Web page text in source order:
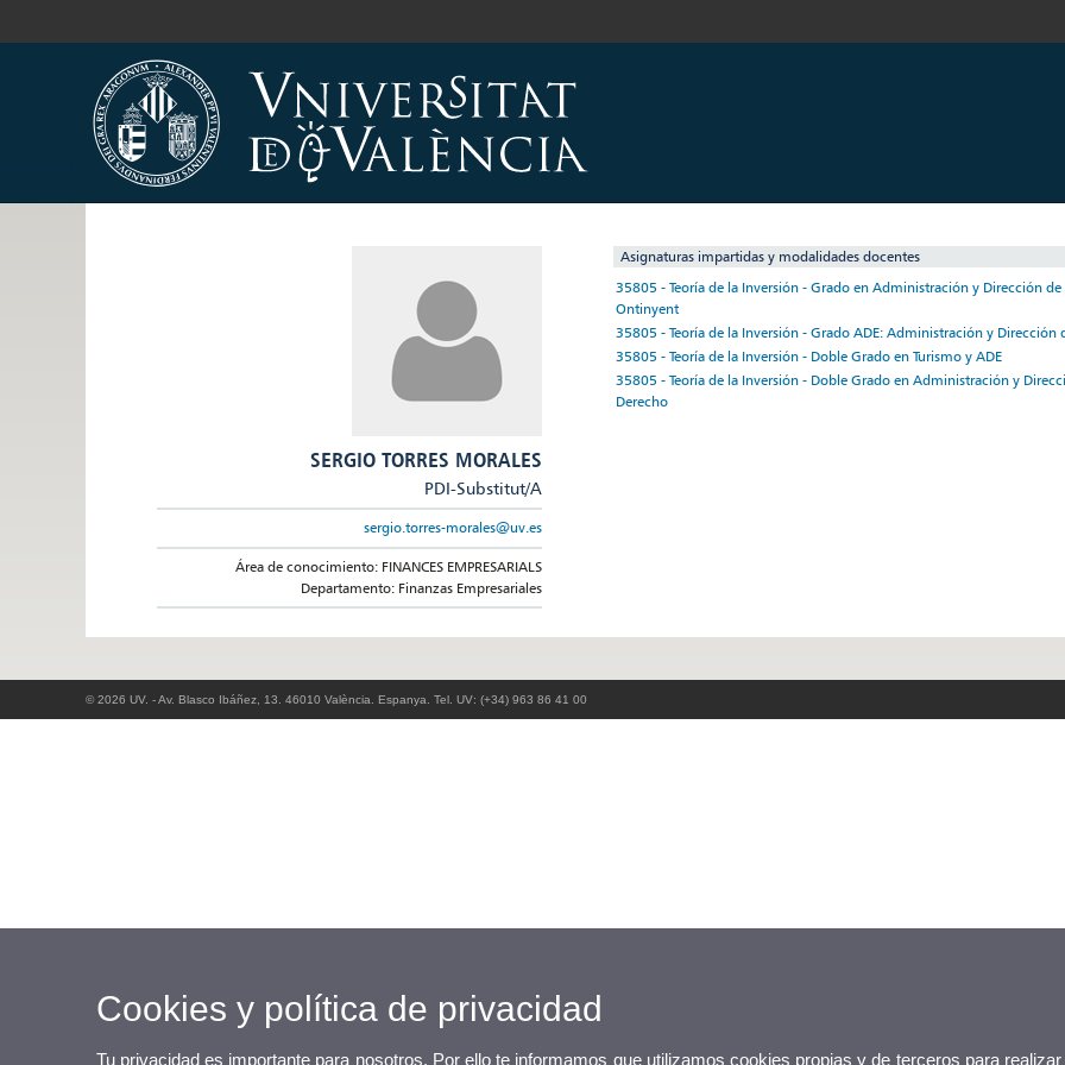
SERGIO TORRES MORALES
PDI-Substitut/A
sergio.torres-morales@uv.es
Área de conocimiento: FINANCES EMPRESARIALS
Departamento: Finanzas Empresariales
Asignaturas impartidas y modalidades docentes
35805 - Teoría de la Inversión - Grado en Administración y Dirección de
Ontinyent
35805 - Teoría de la Inversión - Grado ADE: Administración y Dirección
35805 - Teoría de la Inversión - Doble Grado en Turismo y ADE
35805 - Teoría de la Inversión - Doble Grado en Administración y
Derecho
© 2026 UV. - Av. Blasco Ibáñez, 13. 46010 València. Espanya. Tel. UV: (+34) 963 86 41 00
Cookies y política de privacidad
Tu privacidad es importante para nosotros. Por ello te informamos que utilizamos cookies propias y de terceros para realizar